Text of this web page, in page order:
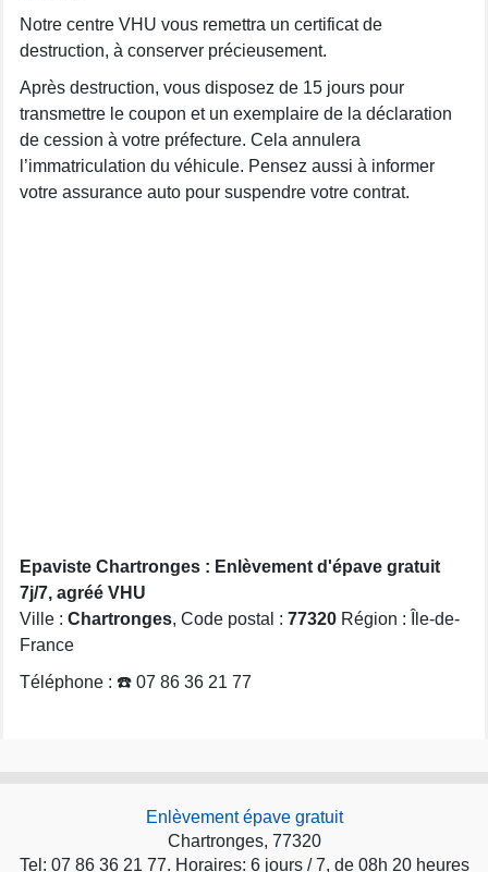
Notre centre VHU vous remettra un certificat de
destruction, à conserver précieusement.
Après destruction, vous disposez de 15 jours pour
transmettre le coupon et un exemplaire de la déclaration
de cession à votre préfecture. Cela annulera
l’immatriculation du véhicule. Pensez aussi à informer
votre assurance auto pour suspendre votre contrat.
Epaviste Chartronges : Enlèvement d'épave gratuit
7j/7, agréé VHU
Ville : Chartronges, Code postal : 77320 Région : Île-de-
France
Téléphone : ☎️ 07 86 36 21 77
Enlèvement épave gratuit
Chartronges, 77320
Tel: 07 86 36 21 77. Horaires: 6 jours / 7, de 08h 20 heures